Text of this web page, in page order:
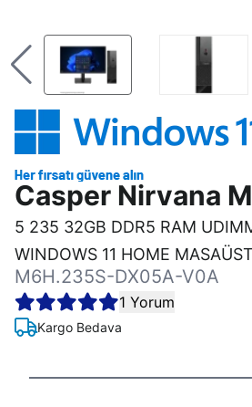
Casper Nirvana
5 235 32GB DDR5 RAM
WINDOWS 11 HOME
M6H.235S-DX05A-V0A
1 Yorum
Kargo Bedava